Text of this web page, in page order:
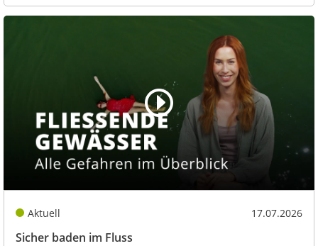
Aktuell 17.07.2026
Sicher baden im Fluss